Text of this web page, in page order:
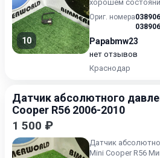
10
хорошем
Ориг. номера
Papabmw23
нет отзывов
Краснодар
Датчик абсолютного
Cooper R56 2006-2010
1 500 ₽
Датчик
Mini Cooper R56